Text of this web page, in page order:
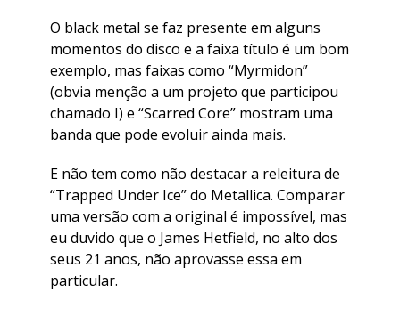
O black metal se faz presente em alguns
momentos do disco e a faixa título é um bom
exemplo, mas faixas como “Myrmidon”
(obvia menção a um projeto que participou
chamado I) e “Scarred Core” mostram uma
banda que pode evoluir ainda mais.
E não tem como não destacar a releitura de
“Trapped Under Ice” do Metallica. Comparar
uma versão com a original é impossível, mas
eu duvido que o James Hetfield, no alto dos
seus 21 anos, não aprovasse essa em
particular.